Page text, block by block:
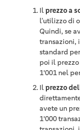
Ilprezzo a
l’utilizzo di
Quindi, se
transazioni,
standard
poi il
1'001 nel
Ilprezzo
avete un
1'000